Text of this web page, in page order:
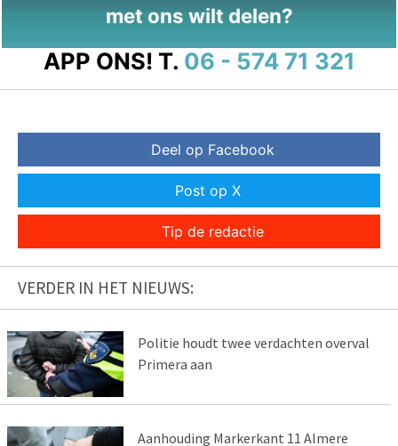
met ons wilt delen?
APP ONS! T. 06 - 574 71 321
Deel op Facebook
Post op X
Tip de redactie
VERDER IN HET NIEUWS:
Politie houdt twee verdachten overval
Primera aan
Aanhouding Markerkant 11 Almere